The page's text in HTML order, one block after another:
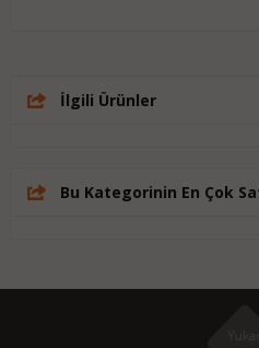
İlgili Ürünler
Bu Kategorinin En Çok